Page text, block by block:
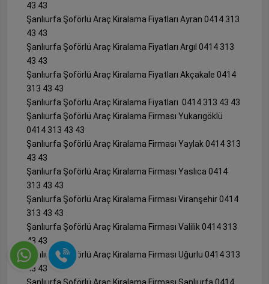
43 43
Şanlıurfa Şoförlü Araç Kiralama Fiyatları Ayran 0414 313
43 43
Şanlıurfa Şoförlü Araç Kiralama Fiyatları Argıl 0414 313
43 43
Şanlıurfa Şoförlü Araç Kiralama Fiyatları Akçakale 0414
313 43 43
Şanlıurfa Şoförlü Araç Kiralama Fiyatları 0414 313 43 43
Şanlıurfa Şoförlü Araç Kiralama Firması Yukarıgöklü
0414 313 43 43
Şanlıurfa Şoförlü Araç Kiralama Firması Yaylak 0414 313
43 43
Şanlıurfa Şoförlü Araç Kiralama Firması Yaslıca 0414
313 43 43
Şanlıurfa Şoförlü Araç Kiralama Firması Viranşehir 0414
313 43 43
Şanlıurfa Şoförlü Araç Kiralama Firması Valilik 0414 313
43 43
Şanlıurfa Şoförlü Araç Kiralama Firması Uğurlu 0414 313
43 43